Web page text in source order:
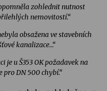
zohlednit nutnost
nemovitostí.“
obsažena ve stavebních
kanalizace…“
je u Š353 OK požadavek na
pro DN 500 chybí.“